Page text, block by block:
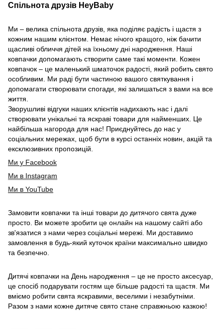
Спільнота друзів HeyBaby
Ми – велика спільнота друзів, яка поділяє радість і щастя з
кожним нашим клієнтом. Немає нічого кращого, ніж бачити
щасливі обличчя дітей на їхньому дні народження. Наші
ковпачки допомагають створити саме такі моменти. Кожен
ковпачок – це маленький шматочок радості, який робить свято
особливим. Ми раді бути частиною вашого святкування і
допомагати створювати спогади, які залишаться з вами на все
життя.
Зворушливі відгуки наших клієнтів надихають нас і далі
створювати унікальні та яскраві товари для найменших. Це
найбільша нагорода для нас! Приєднуйтесь до нас у
соціальних мережах, щоб бути в курсі останніх новин, акцій та
ексклюзивних пропозицій.
Ми у Facebook
Ми в Instagram
Ми в YouTube
Замовити ковпачки та інші товари до дитячого свята дуже
просто. Ви можете зробити це онлайн на нашому сайті або
зв'язатися з нами через соціальні мережі. Ми доставимо
замовлення в будь-який куточок країни максимально швидко
та безпечно.
Дитячі ковпачки на День народження – це не просто аксесуар,
це спосіб подарувати гостям ще більше радості та щастя. Ми
вміємо робити свята яскравими, веселими і незабутніми.
Разом з нами кожне дитяче свято стане справжньою казкою!